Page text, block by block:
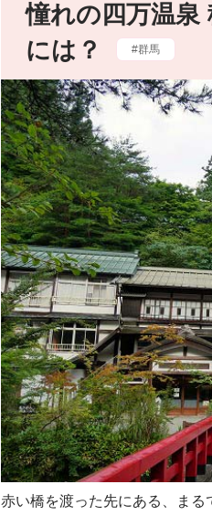
憧れの四万温泉
には？
群馬
赤い橋を渡った先にある、ま